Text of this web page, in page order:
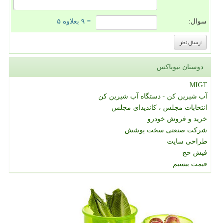
سوال: = ۹ بعلاوه ۵
دوستان نیوباکس
MIGT
آب شیرین کن - دستگاه آب شیرین کن
انتخابات مجلس ، کاندیدای مجلس
خرید و فروش خودرو
شرکت صنعتی سخت پوشش
طراحی سایت
فیش حج
قیمت بیسیم